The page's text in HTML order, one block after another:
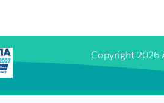
Copyright 2026